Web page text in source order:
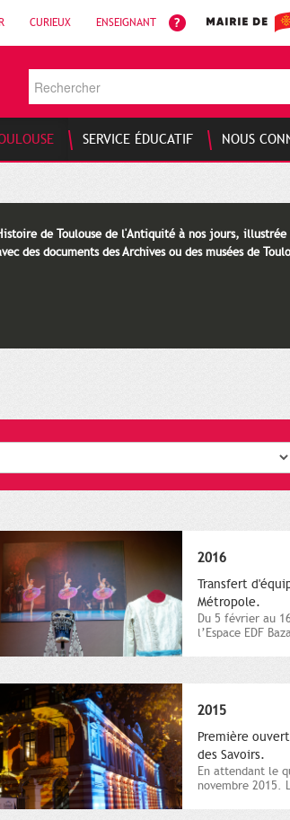
CURIEUX ENSEIGNANT
SERVICE ÉDUCATIF NOUS
de Toulouse de l'Antiquité à nos jours,
des documents des Archives ou des musées de
2016
Transfert
Métropole.
Du 5 février au
l’Espace EDF
2015
Première
des Savoirs.
En attendant le
novembre 2015.